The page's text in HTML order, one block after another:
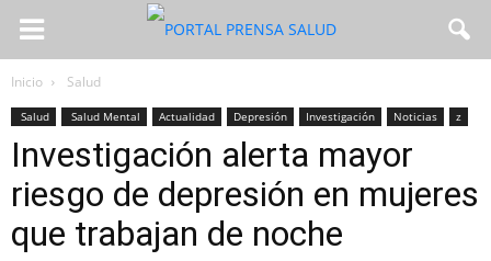
Inicio Salud
Salud Salud Mental Actualidad Depresión Investigación Noticias z
Investigación alerta mayor
riesgo de depresión en mujeres
que trabajan de noche